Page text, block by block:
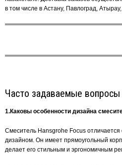
в том числе в Астану, Павлоград,
Часто задаваемые вопросы
1.Каковы особенности дизайна
Смеситель Hansgrohe Focus
дизайном. Он имеет прямоугольный
делает его стильным и эргономичным